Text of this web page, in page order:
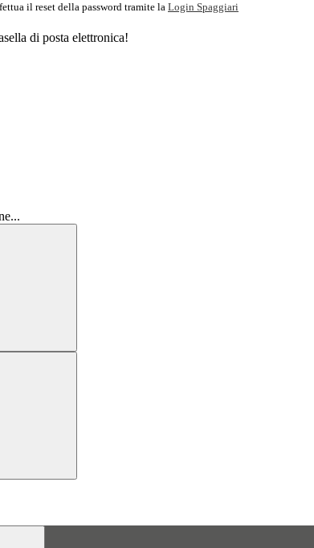
il reset della password tramite la Login Spaggiari
di posta elettronica!